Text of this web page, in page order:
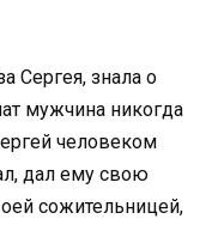
Сергея, знала о
мужчина никогда
человеком
дал ему свою
сожительницей,